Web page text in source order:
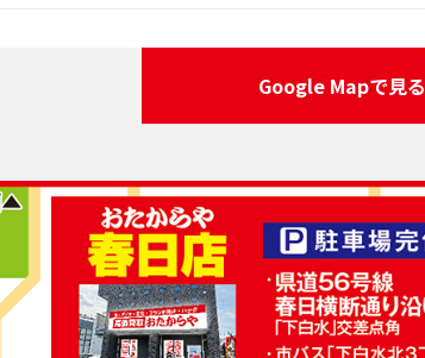
Google Mapで見る